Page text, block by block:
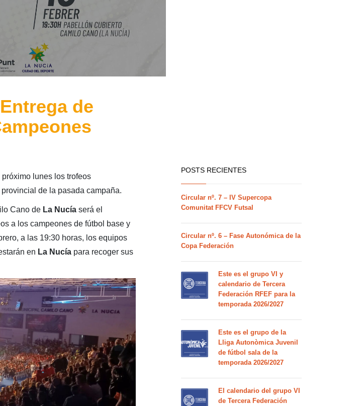
de
lunes los trofeos
de la pasada campaña.
Cano de La Nucíaserá el
a los campeones de fútbol base y
a las 19:30 horas, los equipos
en La Nucíapara recoger sus
POSTS RECIENTES
Circular nº. 7 – IV Supercopa
Comunitat FFCV Futsal
Circular nº. 6 – Fase Autonómica de la
Copa Federación
Este es el grupo VI y
calendario de Tercera
Federación RFEF para la
temporada 2026/2027
Este es el grupo de la
Lliga Autonòmica Juvenil
de fútbol sala de la
temporada 2026/2027
El calendario del grupo VI
de Tercera Federación